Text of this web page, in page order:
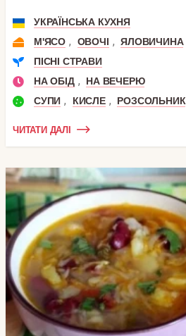
УКРАЇНСЬКА КУХНЯ
М'ЯСО , ОВОЧІ , ЯЛОВИЧИНА
ПІСНІ СТРАВИ
НА ОБІД ,
НА ВЕЧЕРЮ
СУПИ , КИСЛЕ , РОЗСОЛЬНИК
ЧИТАТИ ДАЛІ